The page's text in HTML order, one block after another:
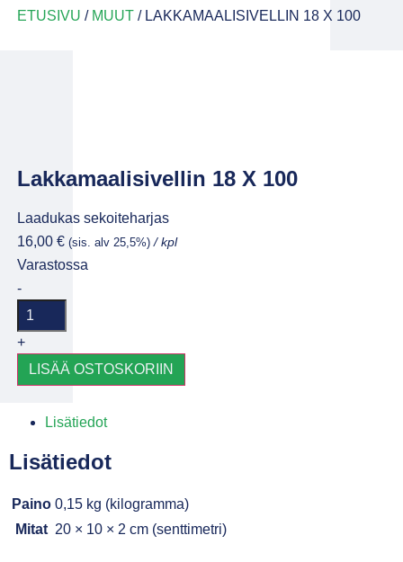
ETUSIVU / MUUT/ LAKKAMAALISIVELLIN 18 X 100
Lakkamaalisivellin 18 X 100
Laadukas sekoiteharjas
16,00 € (sis. alv 25,5%)/ kpl
Varastossa
-
+
LISÄÄ OSTOSKORIIN
Lisätiedot
Lisätiedot
Paino 0,15 kg (kilogramma)
Mitat 20 × 10 × 2 cm (senttimetri)